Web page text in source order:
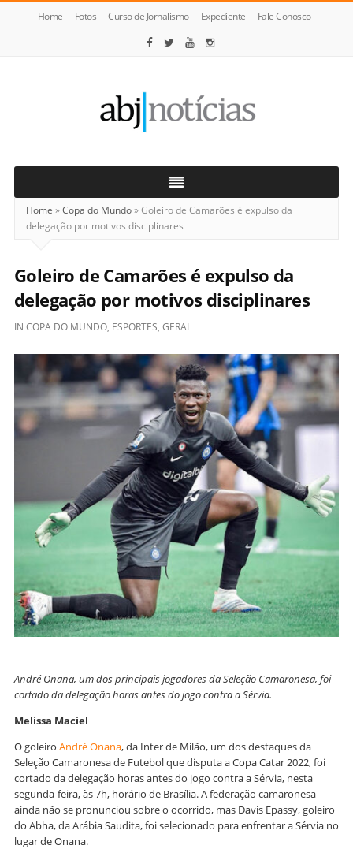
Home Fotos Curso de Jornalismo Expediente Fale Conosco
Notícias
Home »Copa do Mundo»Goleiro de Camarões é expulso da
delegação por motivos disciplinares
Goleiro de Camarões é expulso da
delegação por motivos disciplinares
IN COPA DO MUNDO, ESPORTES, GERAL
André Onana, um dos principais jogadores da Seleção Camaronesa, foi
cortado da delegação horas antes do jogo contra a Sérvia.
Melissa Maciel
O goleiro André Onana, da Inter de Milão, um dos destaques da
Seleção Camaronesa de Futebol que disputa a Copa Catar 2022, foi
cortado da delegação horas antes do jogo contra a Sérvia, nesta
segunda-feira, às 7h, horário de Brasília. A federação camaronesa
ainda não se pronunciou sobre o ocorrido, mas Davis Epassy, goleiro
do Abha, da Arábia Saudita, foi selecionado para enfrentar a Sérvia no
lugar de Onana.